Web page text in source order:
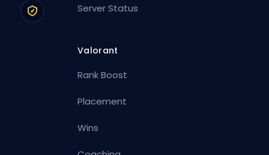
Server Status
Valorant
Rank Boost
Placement
Wins